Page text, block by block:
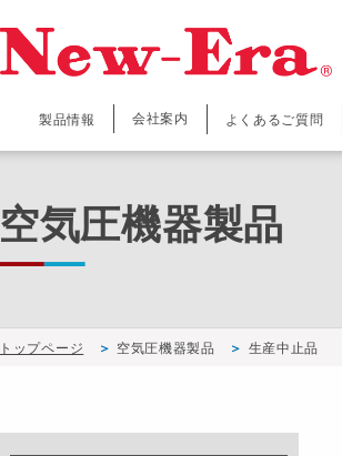
製品情報 会社案内 よくあるご質問
空気圧機器製品
トップページ 空気圧機器製品 生産中止品